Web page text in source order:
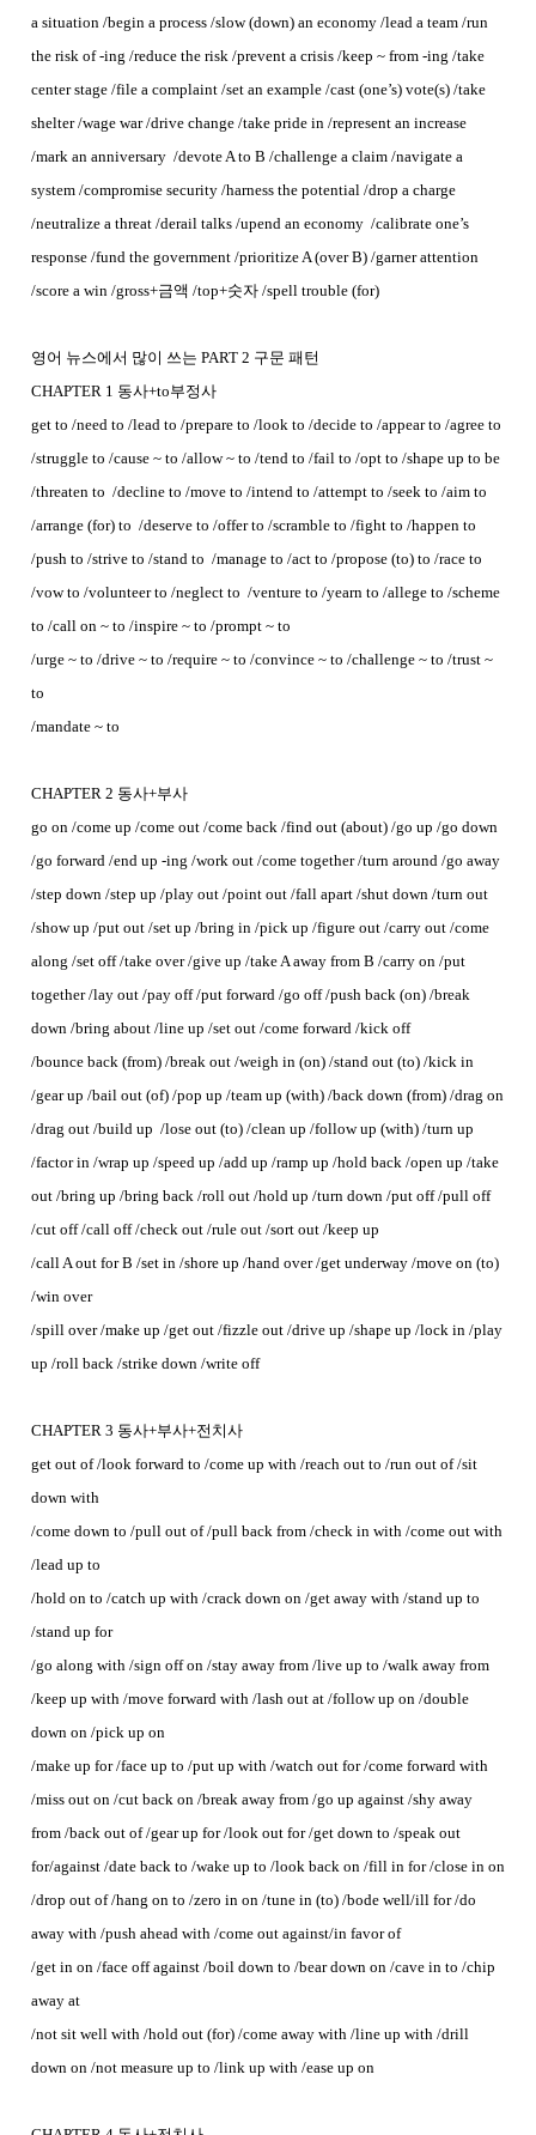
a situation /begin a process /slow (down) an economy /lead a team /run
the risk of -ing /reduce the risk /prevent a crisis /keep ~ from -ing /take
center stage /file a complaint /set an example /cast (one’s) vote(s) /take
shelter /wage war /drive change /take pride in /represent an increase
/mark an anniversary /devote A to B /challenge a claim /navigate a
system /compromise security /harness the potential /drop a charge
/neutralize a threat /derail talks /upend an economy /calibrate one’s
response /fund the government /prioritize A (over B) /garner attention
/score a win /gross+금액 /top+숫자 /spell trouble (for)
영어 뉴스에서 많이 쓰는 PART 2 구문 패턴
CHAPTER 1 동사+to부정사
get to /need to /lead to /prepare to /look to /decide to /appear to /agree to
/struggle to /cause ~ to /allow ~ to /tend to /fail to /opt to /shape up to be
/threaten to /decline to /move to /intend to /attempt to /seek to /aim to
/arrange (for) to /deserve to /offer to /scramble to /fight to /happen to
/push to /strive to /stand to /manage to /act to /propose (to) to /race to
/vow to /volunteer to /neglect to /venture to /yearn to /allege to /scheme
to /call on ~ to /inspire ~ to /prompt ~ to
/urge ~ to /drive ~ to /require ~ to /convince ~ to /challenge ~ to /trust ~
to
/mandate ~ to
CHAPTER 2 동사+부사
go on /come up /come out /come back /find out (about) /go up /go down
/go forward /end up -ing /work out /come together /turn around /go away
/step down /step up /play out /point out /fall apart /shut down /turn out
/show up /put out /set up /bring in /pick up /figure out /carry out /come
along /set off /take over /give up /take A away from B /carry on /put
together /lay out /pay off /put forward /go off /push back (on) /break
down /bring about /line up /set out /come forward /kick off
/bounce back (from) /break out /weigh in (on) /stand out (to) /kick in
/gear up /bail out (of) /pop up /team up (with) /back down (from) /drag on
/drag out /build up /lose out (to) /clean up /follow up (with) /turn up
/factor in /wrap up /speed up /add up /ramp up /hold back /open up /take
out /bring up /bring back /roll out /hold up /turn down /put off /pull off
/cut off /call off /check out /rule out /sort out /keep up
/call A out for B /set in /shore up /hand over /get underway /move on (to)
/win over
/spill over /make up /get out /fizzle out /drive up /shape up /lock in /play
up /roll back /strike down /write off
CHAPTER 3 동사+부사+전치사
get out of /look forward to /come up with /reach out to /run out of /sit
down with
/come down to /pull out of /pull back from /check in with /come out with
/lead up to
/hold on to /catch up with /crack down on /get away with /stand up to
/stand up for
/go along with /sign off on /stay away from /live up to /walk away from
/keep up with /move forward with /lash out at /follow up on /double
down on /pick up on
/make up for /face up to /put up with /watch out for /come forward with
/miss out on /cut back on /break away from /go up against /shy away
from /back out of /gear up for /look out for /get down to /speak out
for/against /date back to /wake up to /look back on /fill in for /close in on
/drop out of /hang on to /zero in on /tune in (to) /bode well/ill for /do
away with /push ahead with /come out against/in favor of
/get in on /face off against /boil down to /bear down on /cave in to /chip
away at
/not sit well with /hold out (for) /come away with /line up with /drill
down on /not measure up to /link up with /ease up on